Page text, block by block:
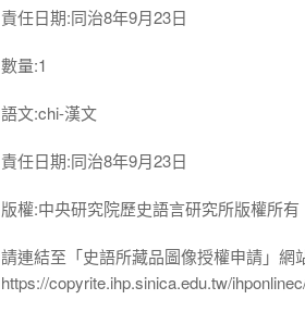
責任日期:同治8年9月23日
數量:1
語文:chi-漢文
責任日期:同治8年9月23日
版權:中央研究院歷史語言研究所版權所有
請連結至「史語所藏品圖像授權申請」網
https://copyrite.ihp.sinica.edu.tw/